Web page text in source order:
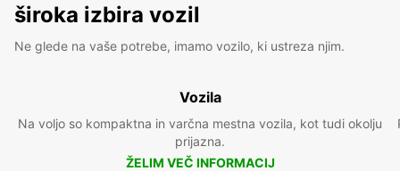
široka izbira vozil
Ne glede na vaše potrebe, imamo vozilo, ki ustreza njim.
Vozila
Na voljo so kompaktna in varčna mestna vozila, kot tudi okolju
prijazna.
ŽELIM VEČ INFORMACIJ